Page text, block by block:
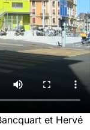
et Hervé